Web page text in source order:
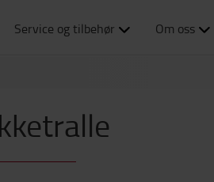
Service og tilbehør Om oss